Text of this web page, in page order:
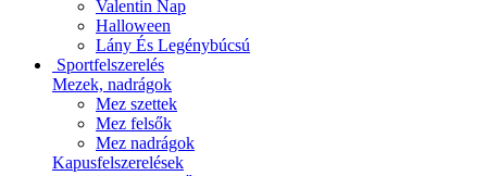
Valentin Nap
Halloween
Lány És Legénybúcsú
Sportfelszerelés
Mezek, nadrágok
Mez szettek
Mez felsők
Mez nadrágok
Kapusfelszerelések